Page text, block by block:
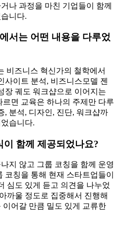
나 과정을 마친 기업들이 함께
니다.
서는 어떤 내용을 다루었
비즈니스 혁신가의 철학에서
사이트 분석, 비즈니스모델 젠
장 궤도 워크샵으로 이어지는
면 교육은 하나의 주제만 다루
, 분석, 디자인, 진단, 워크샵까
습니다.
이 함께 제공되었나요?
지 않고 그룹 코칭을 함께 운영
칭을 통해 현재 스타트업들이
심도 있게 듣고 의견을 나누었
까울 정도로 집중해서 진행해
어갈 만큼 밀도 있게 교류한